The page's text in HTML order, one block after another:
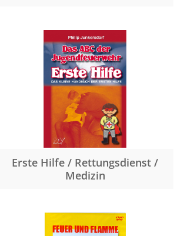
Erste Hilfe / Rettungsdienst /
Medizin